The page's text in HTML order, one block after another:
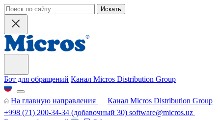
Искать
Бот для обращений Канал Micros Distribution Group
На главную направления
Канал Micros Distribution Group
+998 (71) 200-34-34 (добавочный 30) software@micros.uz